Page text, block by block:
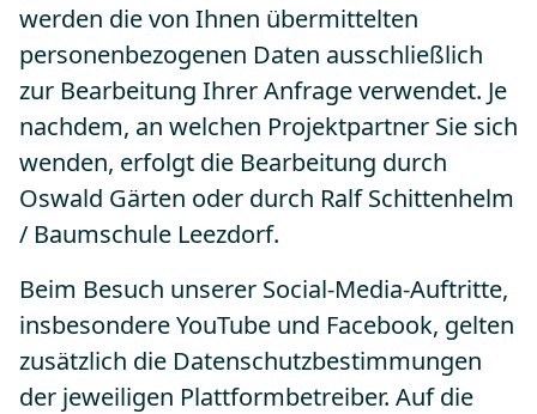
werden die von Ihnen übermittelten
personenbezogenen Daten ausschließlich
zur Bearbeitung Ihrer Anfrage verwendet. Je
nachdem, an welchen Projektpartner Sie sich
wenden, erfolgt die Bearbeitung durch
Oswald Gärten oder durch Ralf Schittenhelm
/ Baumschule Leezdorf.
Beim Besuch unserer Social-Media-Auftritte,
insbesondere YouTube und Facebook, gelten
zusätzlich die Datenschutzbestimmungen
der jeweiligen Plattformbetreiber. Auf die